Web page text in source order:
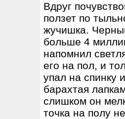
Вдруг
ползет по
жучишка.
больше 4
напомнил
его на пол, и
упал на спинку
барахтая
слишком он
точка на полу